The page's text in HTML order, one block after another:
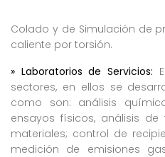
Colado y de Simulación de
caliente por torsión.
» Laboratorios de Servicios:
sectores, en ellos se
como son: análisis
ensayos físicos, análisis
materiales; control de
medición de emisiones